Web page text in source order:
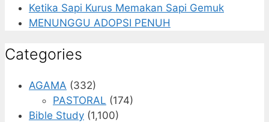
Ketika Sapi Kurus Memakan Sapi Gemuk
MENUNGGU ADOPSI PENUH
Categories
AGAMA (332)
PASTORAL (174)
Bible Study (1,100)